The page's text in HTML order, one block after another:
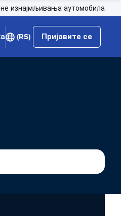
изнајмљивања аутомобила
(RS) Пријавите се